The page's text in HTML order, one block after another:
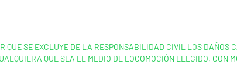
QUE SE EXCLUYE DE LA RESPONSABILIDAD CIVIL LOS DAÑOS
QUE SEA EL MEDIO DE LOCOMOCIÓN ELEGIDO, CON